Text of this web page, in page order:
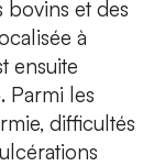
bovins et des
à
ensuite
Parmi les
difficultés